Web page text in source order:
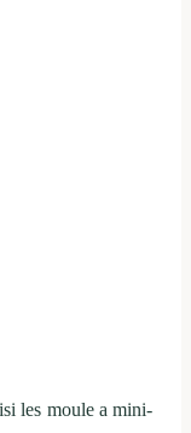
les moule a mini-